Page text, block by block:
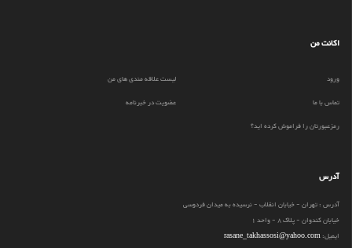
اکانت من
ورود
لیست علاقه مندی های من
تماس با ما
عضویت در خبرنامه
رمزعبورتان را فراموش کرده اید؟
آدرس
آدرس : تهران - خیابان انقلاب - نرسیده به میدان فردوسی
خیابان کندوان - پلاک 8 - واحد 1
ایمیل:rasane_takhassosi@yahoo.com